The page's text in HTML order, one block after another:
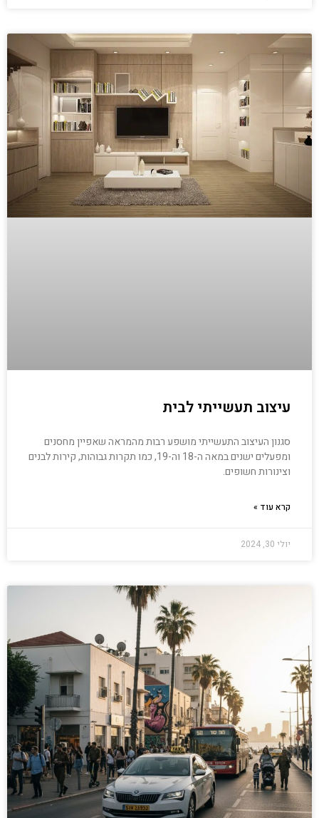
עיצוב תעשייתי לבית
סגנון העיצוב התעשייתי מושפע רבות מהמראה שאפיין מחסנים
ומפעלים ישנים במאה ה-18 וה-19, כמו תקרות גבוהות, קירות לבנים
וצינורות חשופים.
קרא עוד »
יולי 30, 2024